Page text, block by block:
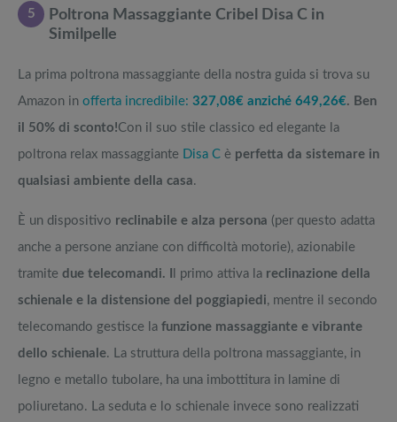
5
Poltrona Massaggiante Cribel Disa C in
Similpelle
La prima poltrona massaggiante della nostra guida si trova su
Amazon in offerta incredibile: 327,08€ anziché 649,26€. Ben
il 50% di sconto!Con il suo stile classico ed elegante la
poltrona relax massaggiante Disa C è perfetta da sistemare in
qualsiasi ambiente della casa.
È un dispositivo reclinabile e alza persona (per questo adatta
anche a persone anziane con difficoltà motorie), azionabile
tramite due telecomandi. I l primo attiva la reclinazione della
schienale e la distensione del poggiapiedi, mentre il secondo
telecomando gestisce la funzione massaggiante e vibrante
dello schienale. La struttura della poltrona massaggiante, in
legno e metallo tubolare, ha una imbottitura in lamine di
poliuretano. La seduta e lo schienale invece sono realizzati